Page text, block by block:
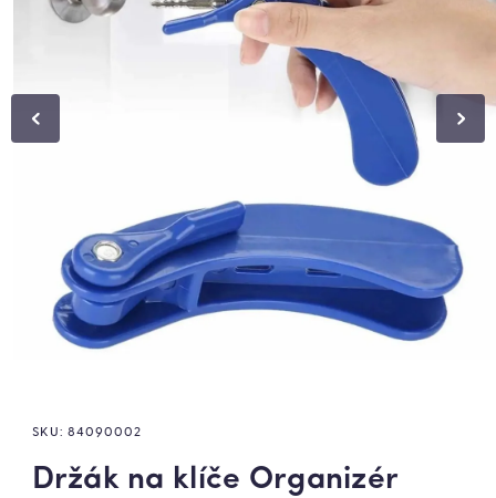
SKU:84090002
Držák na klíče Organizér